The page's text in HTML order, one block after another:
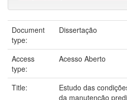
Document
type:
Dissertação
Access
type:
Acesso Aberto
Title:
Estudo das
da manutenção